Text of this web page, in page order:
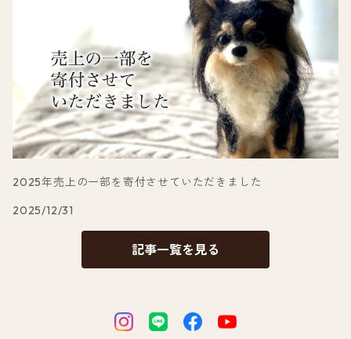
2025年売上の一部を寄付させていただきました
2025/12/31
記事一覧を見る